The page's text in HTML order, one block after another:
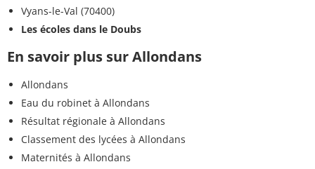
Vyans-le-Val (70400)
Les écoles dans le Doubs
En savoir plus sur Allondans
Allondans
Eau du robinet à Allondans
Résultat régionale à Allondans
Classement des lycées à Allondans
Maternités à Allondans